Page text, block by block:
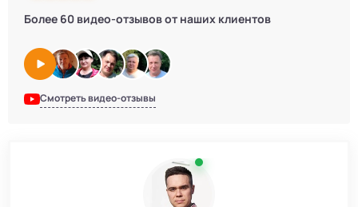
Более 60 видео-отзывов от наших клиентов
Смотреть видео-отзывы